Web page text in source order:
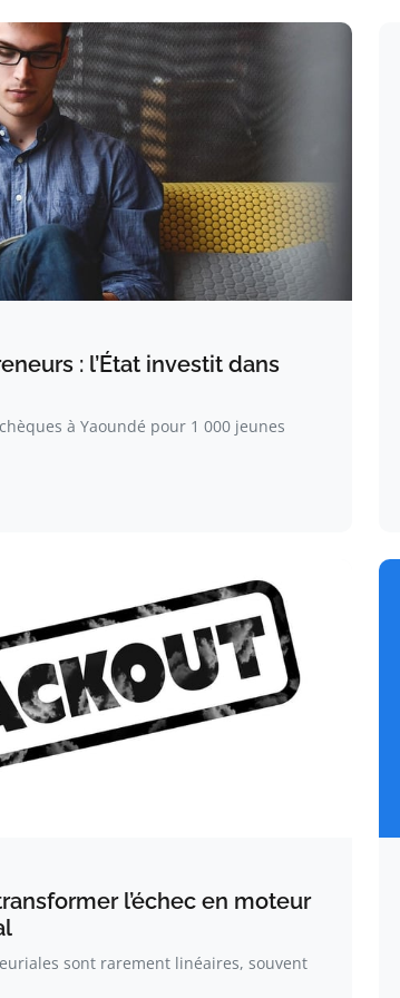
: l’État investit dans
à Yaoundé pour 1 000 jeunes
l’échec en moteur
sont rarement linéaires, souvent